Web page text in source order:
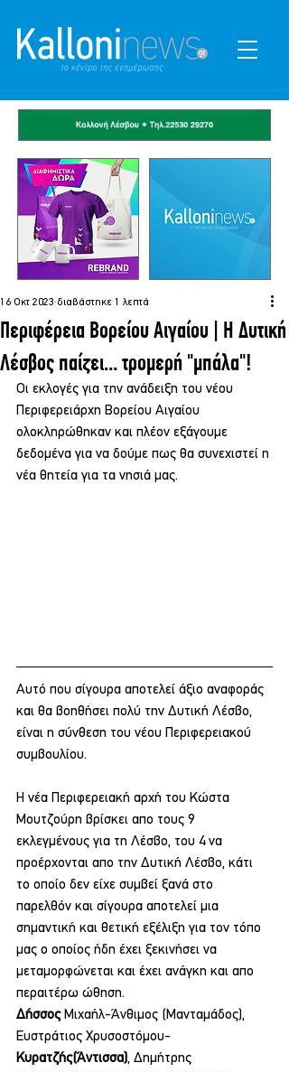
Περιφέρεια Βορείου Αιγαίου | Η Δυτική
Λέσβος παίζει... τρομερή "μπάλα"!
16 Οκτ 2023 διαβάστηκε 1 λεπτά
Οι εκλογές για την ανάδειξη του νέου
Περιφερειάρχη Βορείου Αιγαίου
ολοκληρώθηκαν και πλέον εξάγουμε
δεδομένα για να δούμε πως θα συνεχιστεί η
νέα θητεία για τα νησιά μας.
Αυτό που σίγουρα αποτελεί άξιο αναφοράς
και θα βοηθήσει πολύ την Δυτική Λέσβο,
είναι η σύνθεση του νέου Περιφερειακού
συμβουλίου.
Η νέα Περιφερειακή αρχή του Κώστα
Μουτζούρη βρίσκει απο τους 9
εκλεγμένους για τη Λέσβο, του 4 να
προέρχονται απο την Δυτική Λέσβο, κάτι
το οποίο δεν είχε συμβεί ξανά στο
παρελθόν και σίγουρα αποτελεί μια
σημαντική και θετική εξέλιξη για τον τόπο
μας ο οποίος ήδη έχει ξεκινήσει να
μεταμορφώνεται και έχει ανάγκη και απο
περαιτέρω ώθηση.
Δήσσος Μιχαήλ-Άνθιμος (Μανταμάδος),
Ευστράτιος Χρυσοστόμου-
Κυρατζής(Άντισσα), Δημήτρης